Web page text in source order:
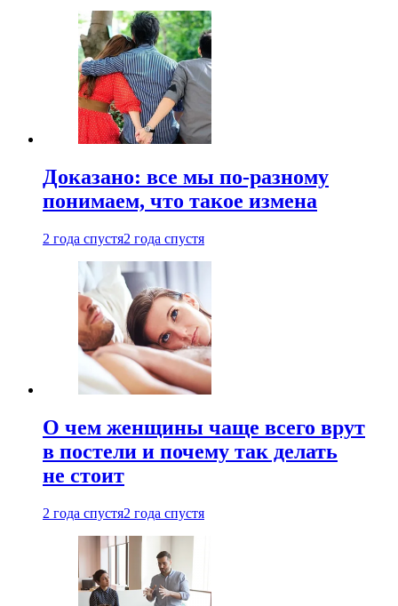
Доказано: все мы по-разному
понимаем, что такое измена
2 года спустя2 года спустя
О чем женщины чаще всего врут
в постели и почему так делать
не стоит
2 года спустя2 года спустя